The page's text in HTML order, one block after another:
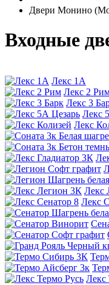
Двери Монино
Входные
Лекс 1А
Лекс 2
Лекс 3
Лекс
Лекс
Лекс
Лекс
Лекс